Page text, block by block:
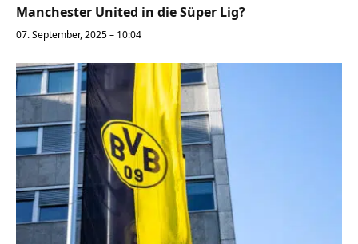
Manchester United in die Süper Lig?
07. September, 2025 – 10:04